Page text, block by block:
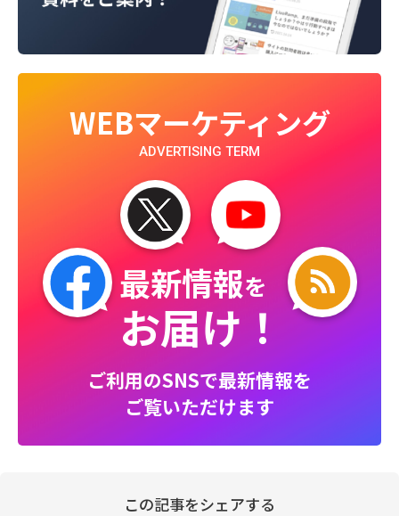
WEBマーケティング
ADVERTISING TERM
最新情報を
お届け！
ご利用のSNSで最新情報を
ご覧いただけます
この記事をシェアする